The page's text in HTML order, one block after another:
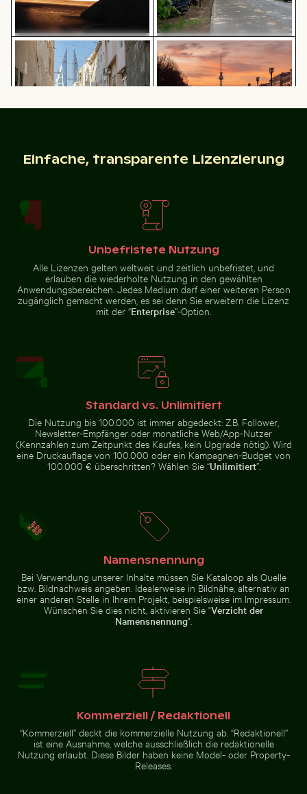
Silhouette einer Person mit Blick
auf Küstenstadt bei Nacht
Solarbetriebene Ampel an
tropischer Straße
Bahrain World Trade Center zwischen Gassen
Berliner Fernsehturm bei
Sonnenuntergang an der Karl-
Marx-Allee
Flugzeug über den Wolken
Regenbogen über den Niagarafällen, Naturwunder
Niagarafällen,
Naturwunder
Luftaufnahme der West Bay Skyline in
Prächtige Fassade des Wat Kanan
Tempels in Phuket
Felsige Küste am Paradise
Beach, Kos
Zeitraffer eines verwelkenden Blumenarrangements
Zeitraffer eines verwelkenden
Mönchsittich auf
Zweig
Unteransicht der Brooklyn-Brücke mit Skyline von
Manhattan, New York
Alte Ruinen von Wat
Vintage-Fahrrad auf
Küstenweg in Kauai
Einfache, transparente Lizenzierung
Unbefristete Nutzung
Alle Lizenzen gelten weltweit und zeitlich unbefristet, und
erlauben die wiederholte Nutzung in den gewählten
Anwendungsbereichen. Jedes Medium darf einer weiteren Person
zugänglich gemacht werden, es sei denn Sie erweitern die Lizenz
mit der “Enterprise”-Option.
Standard vs. Unlimitiert
Die Nutzung bis 100.000 ist immer abgedeckt: Z.B. Follower,
Newsletter-Empfänger oder monatliche Web/App-Nutzer
(Kennzahlen zum Zeitpunkt des Kaufes, kein Upgrade nötig). Wird
eine Druckauflage von 100.000 oder ein Kampagnen-Budget von
100.000 € überschritten? Wählen Sie “Unlimitiert”.
Namensnennung
Bei Verwendung unserer Inhalte müssen Sie Kataloop als Quelle
bzw. Bildnachweis angeben. Idealerweise in Bildnähe, alternativ an
einer anderen Stelle in Ihrem Projekt, beispielsweise im Impressum.
Wünschen Sie dies nicht, aktivieren Sie "Verzicht der
Namensnennung".
Kommerziell / Redaktionell
“Kommerziell” deckt die kommerzielle Nutzung ab. “Redaktionell”
ist eine Ausnahme, welche ausschließlich die redaktionelle
Nutzung erlaubt. Diese Bilder haben keine Model- oder Property-
Releases.